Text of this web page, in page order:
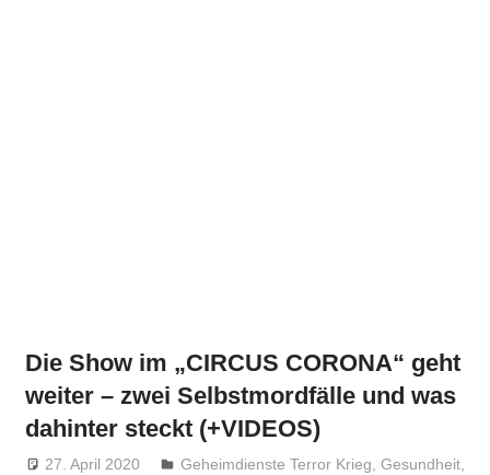
Die Show im „CIRCUS CORONA“ geht
weiter – zwei Selbstmordfälle und was
dahinter steckt (+VIDEOS)
27. April 2020 Niki Vogt
Geheimdienste Terror Krieg,Gesundheit,